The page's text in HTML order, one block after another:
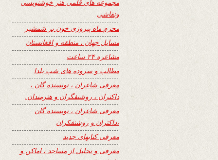
مجموعه های قلمی هنر خوشنویسی
ونقاشی
محرم ماه پیروزی خون بر شمشیر
مسایل جهان ، منطقه و افغانستان
مشاعره ۲۴ ساعت
مطالب و سروده های شب یلدا
معرفی شاعران ، نویسنده گان ،
داکتران ، روشنفگران و هنرمندان.
معرفی شاعران ، نویسنده گان
،داکتران و روشنفکران
معرفی کتابهای جدید
معرفی و تجلیل از مساجد ، اماکن و